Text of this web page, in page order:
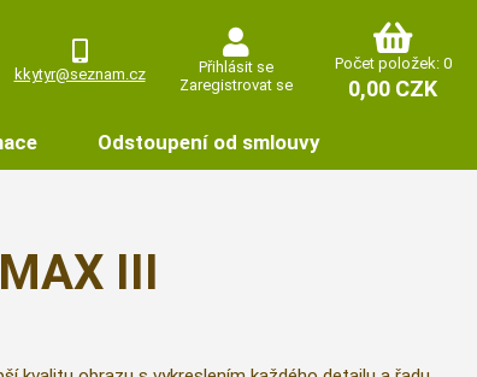
kkytyr@seznam.cz
Přihlásit se
Zaregistrovat se
Počet položek: 0
0,00 CZK
Odstoupení od smlouvy
III